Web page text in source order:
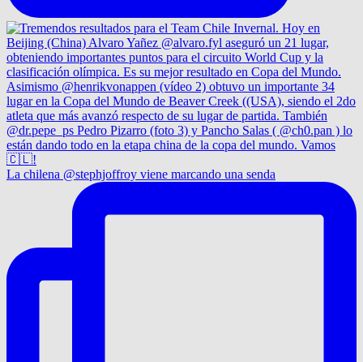
La chilena @stephjoffroy viene marcando una senda